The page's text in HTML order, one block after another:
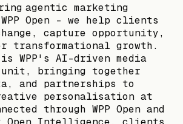
agentic marketing
Open – we help clients
capture opportunity,
transformational growth.
is WPP's AI-driven media
bringing together
and partnerships to
personalisation at
through WPP Open and